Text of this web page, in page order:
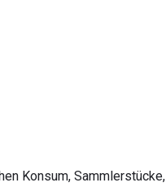
Konsum, Sammlerstücke,